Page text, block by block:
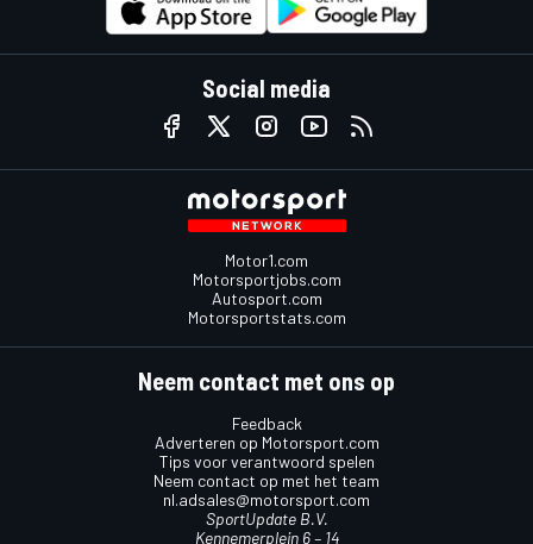
Social media
Motor1.com
Motorsportjobs.com
Autosport.com
Motorsportstats.com
Neem contact met ons op
Feedback
Adverteren op Motorsport.com
Tips voor verantwoord spelen
Neem contact op met het team
nl.adsales@motorsport.com
SportUpdate B.V.
Kennemerplein 6 – 14